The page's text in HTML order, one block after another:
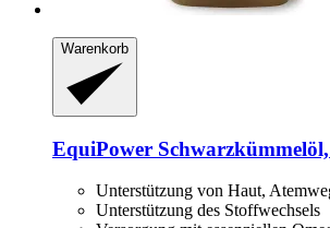
Warenkorb
EquiPower
Unterstützung von Haut,
Unterstützung des Stoffwechsels